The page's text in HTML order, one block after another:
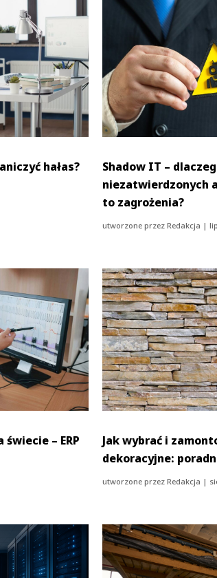
hałas?
Shadow IT –
niezatwierdzonych
to zagrożenia?
utworzone przezRedakcja |
– ERP
Jak wybrać i
dekoracyjne:
utworzone przezRedakcja |